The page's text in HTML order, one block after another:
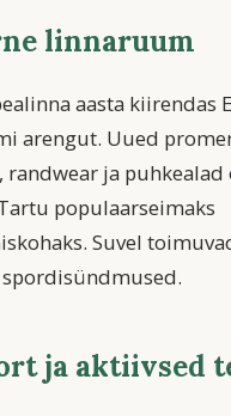
linnaruum
aasta kiirendas
arengut. Uued
randwear ja
populaarseimaks
Suvel
ja aktiivsed